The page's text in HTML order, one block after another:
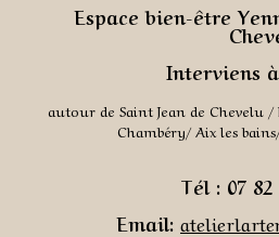
Espace bien-être
Interviens
autour de Saint Jean de Chevelu
Chambéry/ Aix les
Tél : 07 82
Email: